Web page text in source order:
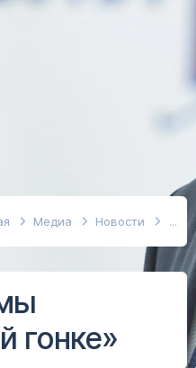
Медиа Новости
гонке»